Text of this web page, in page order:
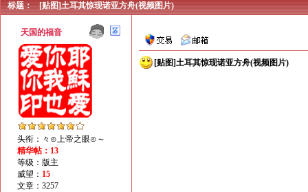
标题： [贴图]土耳其惊现诺亚方舟(视频图片)
天国的福音
头衔：々⊙上帝之眼⊙～
精华帖：13
等级：版主
威望： 15
文章：3257
[贴图]土耳其惊现诺亚方舟(视频图片)